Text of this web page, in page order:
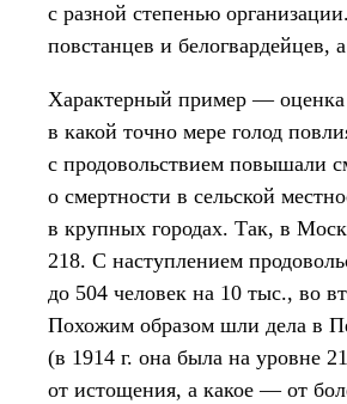
с разной степенью
повстанцев и белогвардейцев,
Характерный пример — оценка
в какой точно мере голод
с продовольствием повышали
о смертности в сельской
в крупных городах. Так, в
218. С наступлением
до 504 человек на 10 тыс., во
Похожим образом шли дела в
(в 1914 г. она была на уровне
от истощения, а какое — от